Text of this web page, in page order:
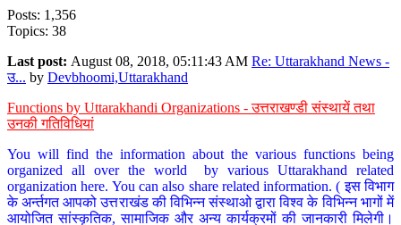
Posts: 1,356
Topics: 38
Last post: August 08, 2018, 05:11:43 AM Re: Uttarakhand News -
उ... by Devbhoomi,Uttarakhand
Functions by Uttarakhandi Organizations - उत्तराखण्डी संस्थायें तथा
उनकी गतिविधियां
You will find the information about the various functions being
organized all over the world by various Uttarakhand related
organization here. You can also share related information. ( इस विभाग
के अर्न्तगत आपको उत्तराखंड की विभिन्न संस्थाओ द्वारा विश्व के विभिन्न भागों में
आयोजित सांस्कृतिक, सामाजिक और अन्य कार्यक्रमों की जानकारी मिलेगी।